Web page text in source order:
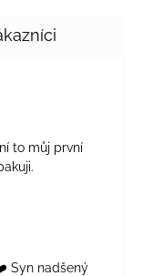
hvězdiček.
to můj první
hvězdiček.
Syn nadšený